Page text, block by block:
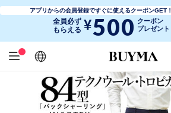
アプリからの会員登録ですぐに使えるクーポンGET！
全員必ず
もらえる ¥500 クーポン
プレゼント
日本語
English
简体中文
繁體中文